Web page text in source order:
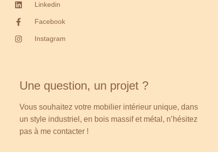
Linkedin
Facebook
Instagram
Une question, un projet ?
Vous souhaitez votre mobilier intérieur unique, dans
un style industriel, en bois massif et métal, n’hésitez
pas à me contacter !